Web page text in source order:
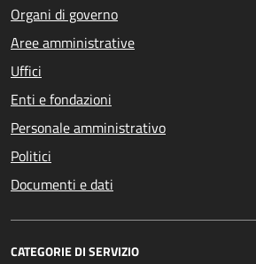
Organi di governo
Aree amministrative
Uffici
Enti e fondazioni
Personale amministrativo
Politici
Documenti e dati
CATEGORIE DI SERVIZIO